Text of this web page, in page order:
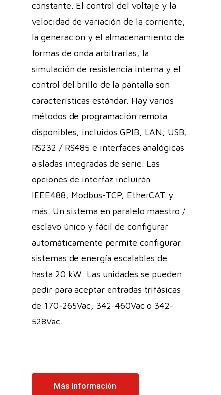
constante. El control del voltaje y la
velocidad de variación de la corriente,
la generación y el almacenamiento de
formas de onda arbitrarias, la
simulación de resistencia interna y el
control del brillo de la pantalla son
características estándar. Hay varios
métodos de programación remota
disponibles, incluidos GPIB, LAN, USB,
RS232 / RS485 e interfaces analógicas
aisladas integradas de serie. Las
opciones de interfaz incluirán
IEEE488, Modbus-TCP, EtherCAT y
más. Un sistema en paralelo maestro /
esclavo único y fácil de configurar
automáticamente permite configurar
sistemas de energía escalables de
hasta 20 kW. Las unidades se pueden
pedir para aceptar entradas trifásicas
de 170-265Vac, 342-460Vac o 342-
528Vac.
Más Información